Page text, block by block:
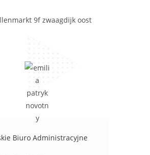
Biuro Administracyjne